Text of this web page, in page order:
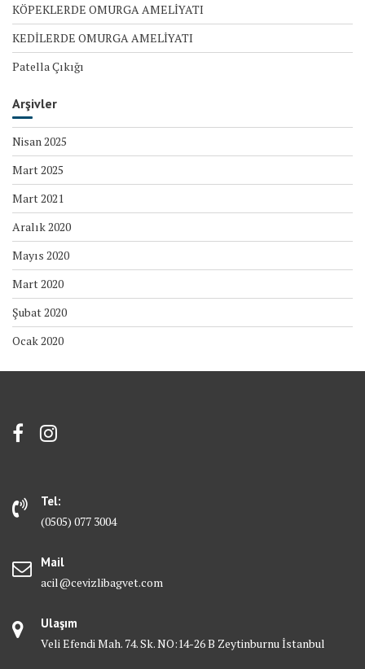
KÖPEKLERDE OMURGA AMELİYATI
KEDİLERDE OMURGA AMELİYATI
Patella Çıkığı
Arşivler
Nisan 2025
Mart 2025
Mart 2021
Aralık 2020
Mayıs 2020
Mart 2020
Şubat 2020
Ocak 2020
Tel:
(0505) 077 3004
Mail
acil@cevizlibagvet.com
Ulaşım
Veli Efendi Mah. 74. Sk. NO:14-26 B Zeytinburnu İstanbul